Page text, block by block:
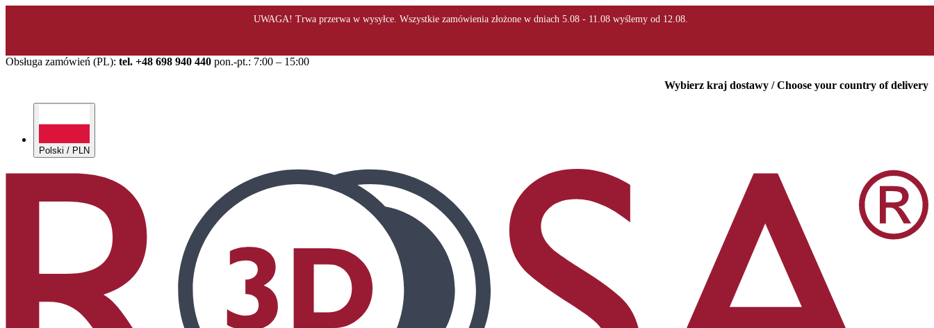
Obsługa zamówień (PL): tel. +48 698 940 440 pon.-pt.: 7:00 – 15:00
Wybierz kraj dostawy / Choose your country of delivery
Polski / PLN